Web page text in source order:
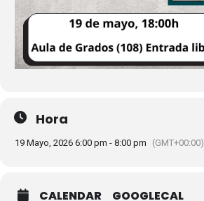
Hora
19 Mayo, 2026 6:00 pm - 8:00 pm (GMT+00:00)
CALENDAR GOOGLECAL